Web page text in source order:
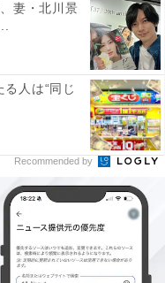
妻・北川景
る人は“同じ
Recommended by